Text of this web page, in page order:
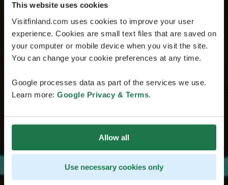
This website uses cookies
Visitfinland.com uses cookies to improve your user
experience. Cookies are small text files that are saved on
your computer or mobile device when you visit the site.
You can change your cookie preferences at any time.
Google processes data as part of the services we use.
Learn more: Google Privacy & Terms.
Allow all
Use necessary cookies only